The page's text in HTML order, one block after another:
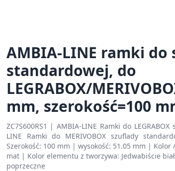
AMBIA-LINE ramki do
standardowej, do
LEGRABOX/
mm, szerokość=100
ZC7S600RS1 | AMBIA-LINE Ramki do
LINE Ramki do MERIVOBOX szuflady
Szerokość: 100 mm | wysokość: 51.05 mm | Kolor
mat | Kolor elementu z tworzywa: Jedwabiście
poprzeczne